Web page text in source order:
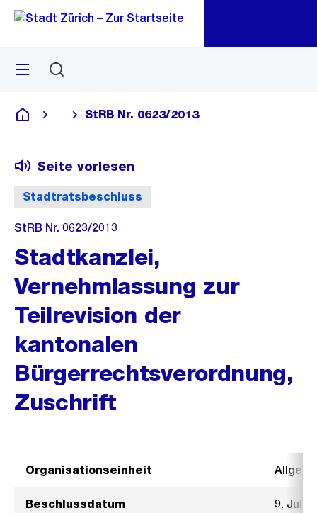
Navigation
Sprunglink
Menü
Deutsch
Blende alle Breadcrumbs ein
StRB Nr. 0623/2013
Stadtratsbeschluss
Seite vorlesen
StRB Nr. 0623/2013
Stadtkanzlei,
Vernehmlassung zur
Teilrevision der
kantonalen
Bürgerrechtsverordnung,
Zuschrift
Organisationseinheit
Beschlussdatum 9. Juli